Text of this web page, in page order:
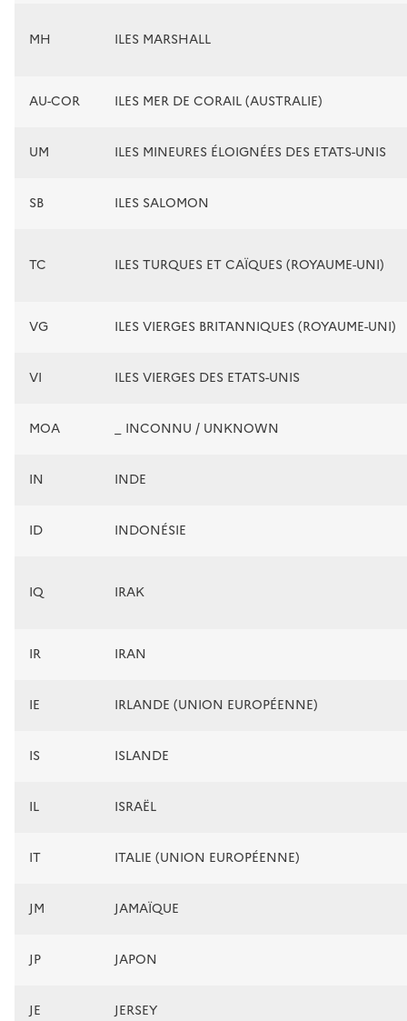
MH ILES MARSHALL
AU-COR ILES MER DE CORAIL (AUSTRALIE)
UM ILES MINEURES ÉLOIGNÉES DES ETATS-UNIS
SB ILES SALOMON
TC ILES TURQUES ET CAÏQUES (ROYAUME-UNI)
VG ILES VIERGES BRITANNIQUES (ROYAUME-UNI)
VI ILES VIERGES DES ETATS-UNIS
MOA _ INCONNU / UNKNOWN
IN INDE
ID INDONÉSIE
IQ IRAK
IR IRAN
IE IRLANDE (UNION EUROPÉENNE)
IS ISLANDE
IL ISRAËL
IT ITALIE (UNION EUROPÉENNE)
JM JAMAÏQUE
JP JAPON
JE JERSEY